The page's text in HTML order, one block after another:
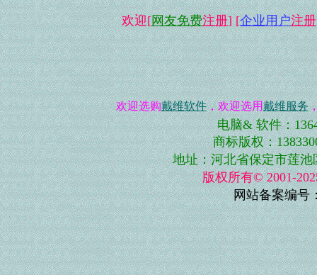
欢迎[网友免费注册] [企业用户注册
欢迎选购戴维软件，欢迎选用戴维服务
电脑& 软件：
商标版权：
地址：河北省保定市莲池
版权所有© 2001-
网站备案编号